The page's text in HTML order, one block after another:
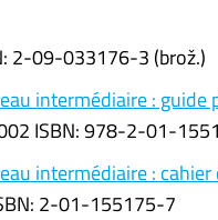
2-09-033176-3 (brož.)
intermédiaire : guide
ISBN: 978-2-01-
intermédiaire :
2-01-155175-7